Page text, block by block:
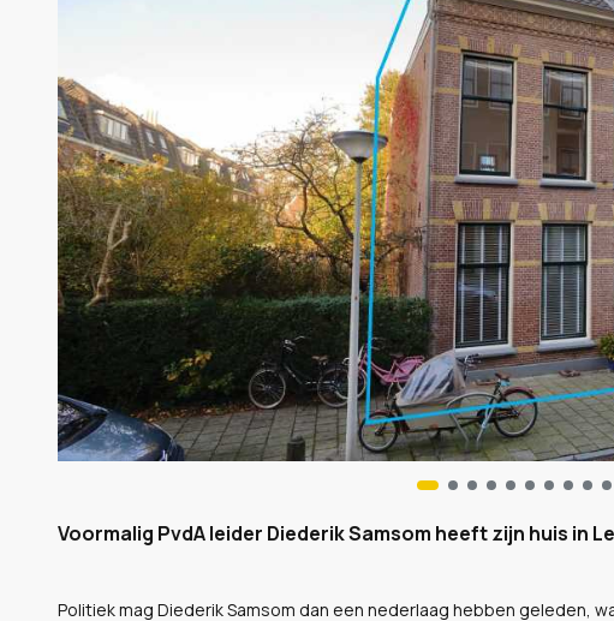
Voormalig PvdA leider Diederik Samsom heeft zijn huis in
Politiek mag Diederik Samsom dan een nederlaag hebben geleden,